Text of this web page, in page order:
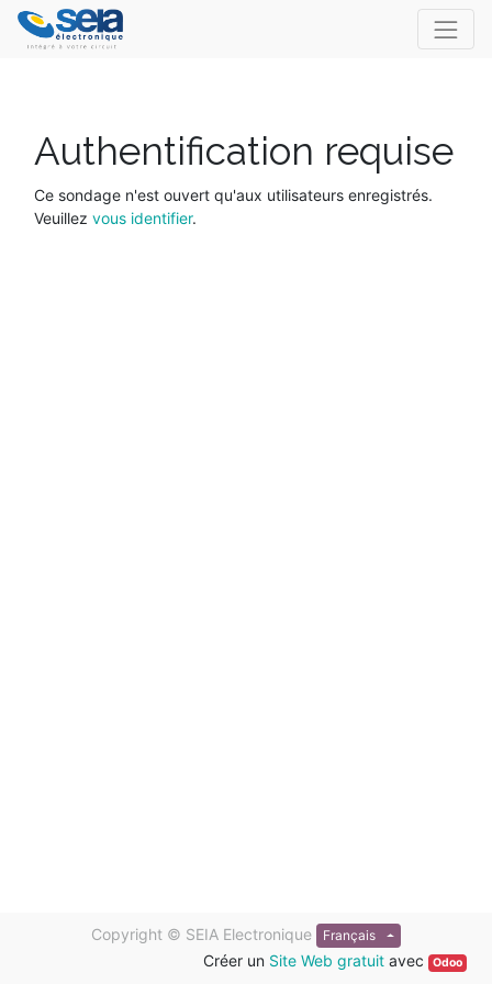
Authentification requise
Ce sondage n'est ouvert qu'aux utilisateurs enregistrés.
Veuillez vous identifier.
Copyright © SEIA Electronique Français
Créer un Site Web gratuitavec Odoo